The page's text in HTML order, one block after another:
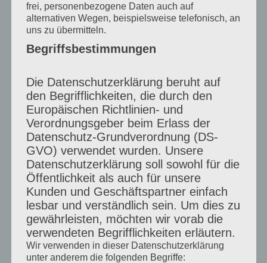
und halte fest, was zwischen Idee und
fertigem Werk passiert. Die Serie enthält
Bilder des kreativen Prozesses und einige
Künstler. Bei der Künstlerbörse am 27. und
28. Juni 2026 kann man die…
Kunstprojekt
Künstlerportraits
Kreis
Viersen:
Norbert
weiterlesen
frei, personenbezogene Daten auch auf
alternativen Wegen, beispielsweise telefonisch, an
uns zu übermitteln.
Begriffsbestimmungen
Die Datenschutzerklärung beruht auf
den Begrifflichkeiten, die durch den
Europäischen Richtlinien- und
Verordnungsgeber beim Erlass der
Datenschutz-Grundverordnung (DS-
GVO) verwendet wurden. Unsere
Datenschutzerklärung soll sowohl für die
Öffentlichkeit als auch für unsere
Kunden und Geschäftspartner einfach
lesbar und verständlich sein. Um dies zu
gewährleisten, möchten wir vorab die
verwendeten Begrifflichkeiten erläutern.
Wir verwenden in dieser Datenschutzerklärung
unter anderem die folgenden Begriffe: